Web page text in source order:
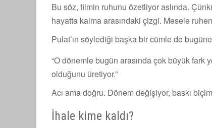
Bu söz, filmin ruhunu özetliyor aslında.
hayatta kalma arasındaki çizgi. Mesele
Pulat’ın söylediği başka bir cümle de
“O dönemle bugün arasında çok büyük fark
olduğunu üretiyor.”
Acı ama doğru. Dönem değişiyor, baskı
İhale kime kaldı?